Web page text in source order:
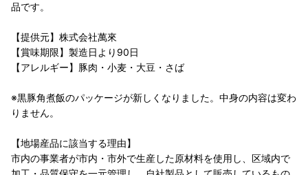
品です。
【提供元】株式会社萬來
【賞味期限】製造日より90日
【アレルギー】豚肉・小麦・大豆・さば
※黒豚角煮飯のパッケージが新しくなりました。中身の内容は変わ
りません。
【地場産品に該当する理由】
市内の事業者が市内・市外で生産した原材料を使用し、区域内で